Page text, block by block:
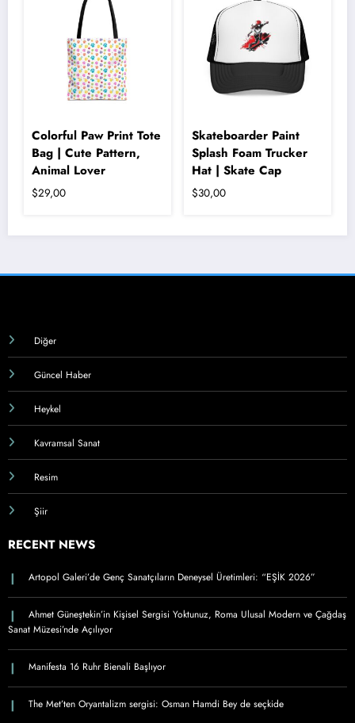
Seçenekler
sayfasından
seçilebilir
Colorful Paw Print Tote
Bag | Cute Pattern,
Animal Lover
$29,00
Skateboarder Paint
Splash Foam Trucker
Hat | Skate Cap
$30,00
Diğer
Güncel Haber
Heykel
Kavramsal Sanat
Resim
Şiir
RECENT NEWS
Artopol Galeri’de Genç Sanatçıların Deneysel Üretimleri: “EŞİK 2026”
Ahmet Güneştekin’in Kişisel Sergisi Yoktunuz, Roma Ulusal Modern ve Çağdaş
Sanat Müzesi’nde Açılıyor
Manifesta 16 Ruhr Bienali Başlıyor
The Met’ten Oryantalizm sergisi: Osman Hamdi Bey de seçkide